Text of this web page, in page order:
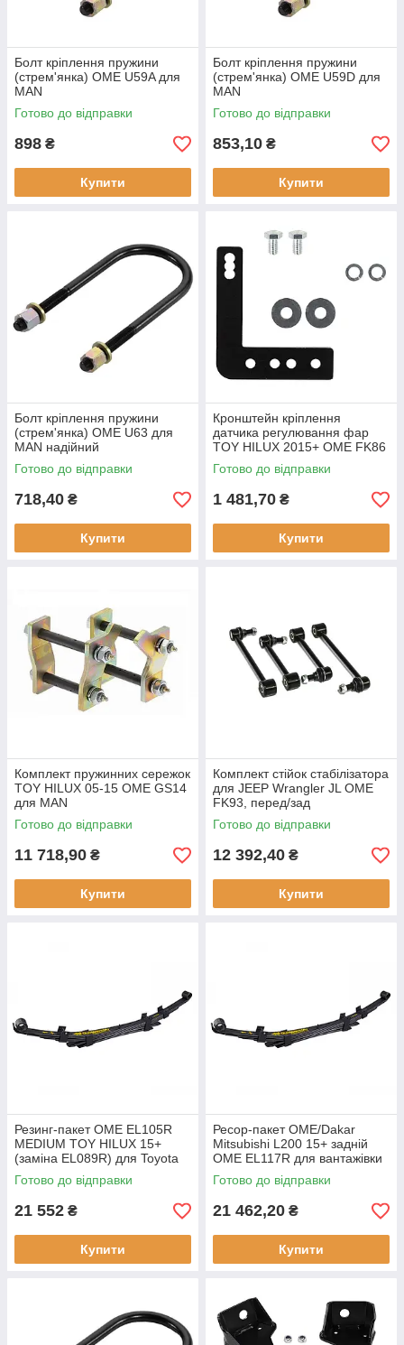
Болт кріплення пружини
(стрем'янка) OME U59A для
MAN
Готово до відправки
898 ₴
Купити
Болт кріплення пружини
(стрем'янка) OME U59D для
MAN
Готово до відправки
853,10 ₴
Купити
Болт кріплення пружини
(стрем'янка) OME U63 для
MAN надійний
Готово до відправки
718,40 ₴
Купити
Кронштейн кріплення
датчика регулювання фар
TOY HILUX 2015+ OME FK86
Готово до відправки
1 481,70 ₴
Купити
Комплект пружинних сережок
TOY HILUX 05-15 OME GS14
для MAN
Готово до відправки
11 718,90 ₴
Купити
Комплект стійок стабілізатора
для JEEP Wrangler JL OME
FK93, перед/зад
Готово до відправки
12 392,40 ₴
Купити
Резинг-пакет OME EL105R
MEDIUM TOY HILUX 15+
(заміна EL089R) для Toyota
Готово до відправки
21 552 ₴
Купити
Ресор-пакет OME/Dakar
Mitsubishi L200 15+ задній
OME EL117R для вантажівки
Готово до відправки
21 462,20 ₴
Купити